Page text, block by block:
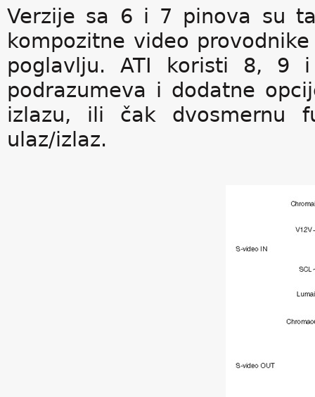
Verzije sa 6 i 7 pinova su
kompozitne video
poglavlju. ATI koristi 8, 9
podrazumeva i dodatne
izlazu, ili čak dvosmernu
ulaz/izlaz.